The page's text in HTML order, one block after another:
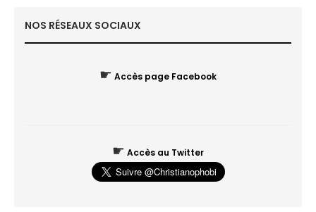
NOS RÉSEAUX SOCIAUX
☛ Accès page Facebook
☛ Accès au Twitter